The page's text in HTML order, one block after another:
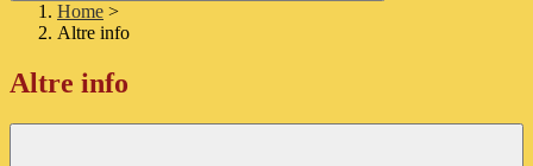
Home >
Altre info
Altre info